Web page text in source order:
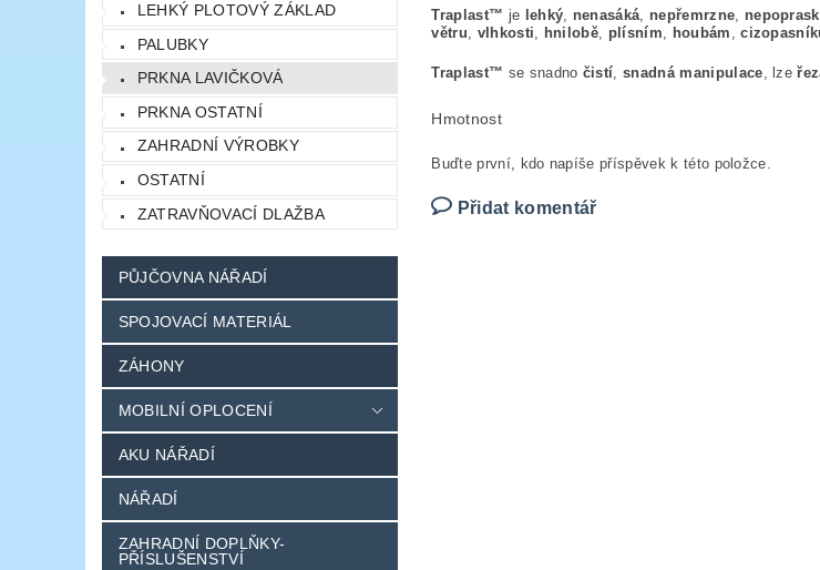
LEHKÝ PLOTOVÝ ZÁKLAD
PALUBKY
PRKNA LAVIČKOVÁ
PRKNA OSTATNÍ
ZAHRADNÍ VÝROBKY
OSTATNÍ
ZATRAVŇOVACÍ DLAŽBA
PŮJČOVNA NÁŘADÍ
SPOJOVACÍ MATERIÁL
ZÁHONY
MOBILNÍ OPLOCENÍ
AKU NÁŘADÍ
NÁŘADÍ
ZAHRADNÍ DOPLŇKY-
PŘÍSLUŠENSTVÍ
Traplast™ je lehký, nenasáká, nepřemrzne,
větru, vlhkosti, hnilobě, plísním, houbám ,
Traplast™ se snadno čistí,snadná manipulace, lze
Hmotnost
Buďte první, kdo napíše příspěvek k této položce.
Přidat komentář